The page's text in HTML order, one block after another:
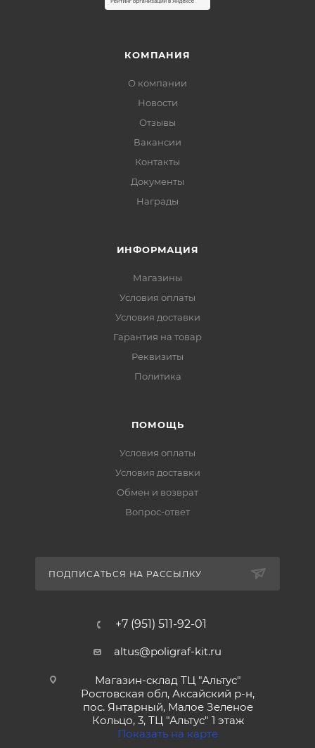
КОМПАНИЯ
О компании
Новости
Отзывы
Вакансии
Контакты
Документы
Награды
ИНФОРМАЦИЯ
Магазины
Условия оплаты
Условия доставки
Гарантия на товар
Реквизиты
Политика
ПОМОЩЬ
Условия оплаты
Условия доставки
Обмен и возврат
Вопрос-ответ
ПОДПИСАТЬСЯ НА РАССЫЛКУ
+7 (951) 511-92-01
altus@poligraf-kit.ru
Магазин-склад ТЦ "Альтус"
Ростовская обл, Аксайский р-н,
пос. Янтарный, Малое Зеленое
Кольцо, 3, ТЦ "Альтус" 1 этаж
Показать на карте